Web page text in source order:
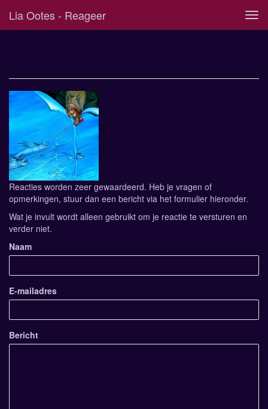
Lia Ootes - Reageer
Reacties worden zeer gewaardeerd. Heb je vragen of
opmerkingen, stuur dan een bericht via het formulier hieronder.
Wat je invult wordt alleen gebruikt om je reactie te versturen en
verder niet.
Naam
E-mailadres
Bericht